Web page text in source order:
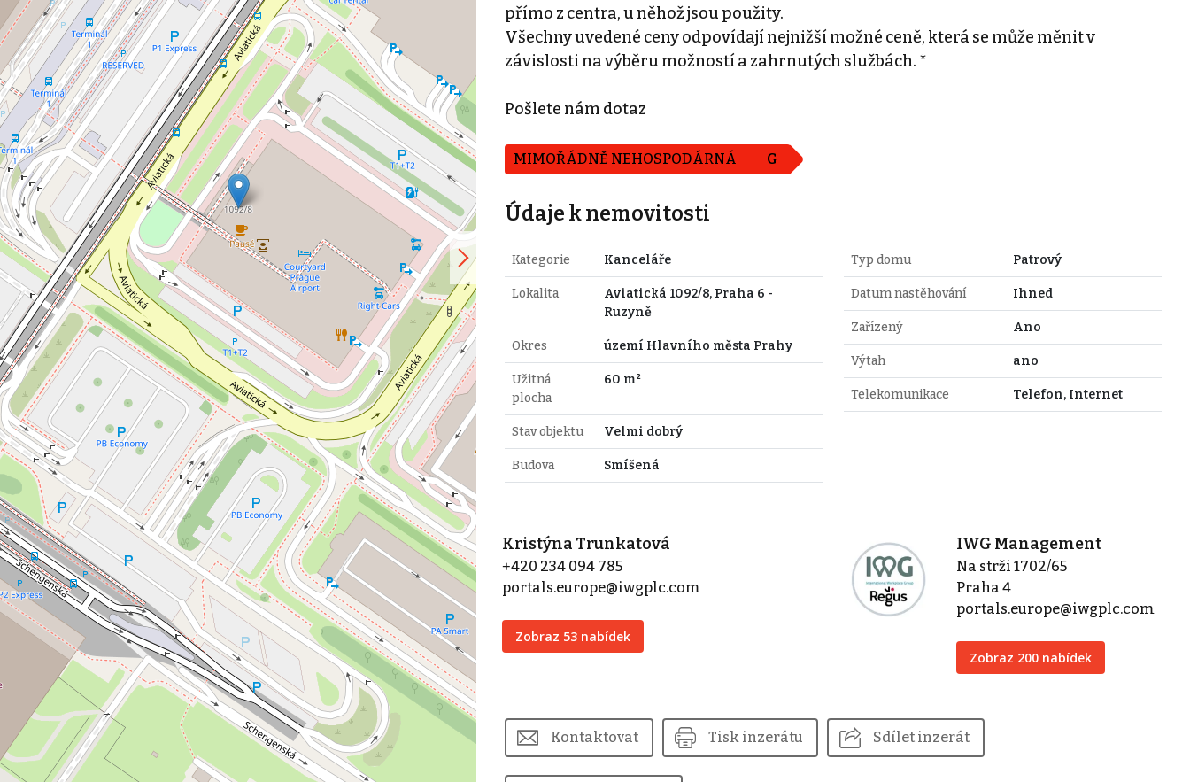
přímo z centra, u něhož jsou použity.
Všechny uvedené ceny odpovídají nejnižší možné ceně, která se může měnit v
závislosti na výběru možností a zahrnutých službách. *
Pošlete nám dotaz
MIMOŘÁDNĚ NEHOSPODÁRNÁ G
Údaje k nemovitosti
Kategorie Kanceláře
Lokalita
Aviatická 1092/8, Praha 6 -
Ruzyně
Okres území Hlavního města Prahy
Užitná
plocha
60 m²
Stav objektu Velmi dobrý
Budova Smíšená
Typ domu Patrový
Datum nastěhování Ihned
Zařízený Ano
Výtah ano
Telekomunikace Telefon, Internet
Kristýna Trunkatová
+420 234 094 785
portals.europe@iwgplc.com
Zobraz 53 nabídek
IWG Management
Na strži 1702/65
Praha 4
portals.europe@iwgplc.com
Zobraz 200 nabídek
Kontaktovat Tisk inzerátu Sdílet inzerát